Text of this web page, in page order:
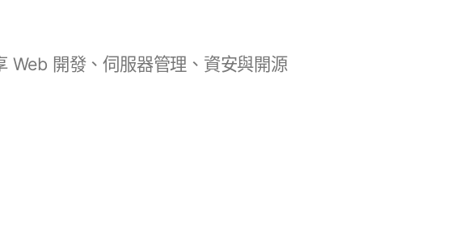
開發、伺服器管理、資安與開源